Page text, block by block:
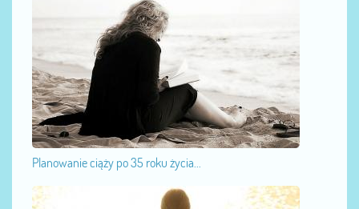
Planowanie ciąży po 35 roku życia...